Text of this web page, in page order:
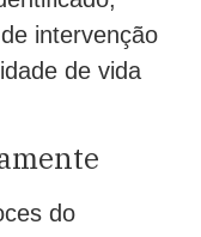
intervenção
de vida
do